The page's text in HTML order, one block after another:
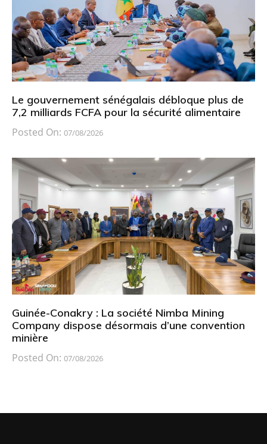
Le gouvernement sénégalais débloque plus de
7,2 milliards FCFA pour la sécurité alimentaire
Posted On: 07/08/2026
Guinée-Conakry : La société Nimba Mining
Company dispose désormais d’une convention
minière
Posted On: 07/08/2026